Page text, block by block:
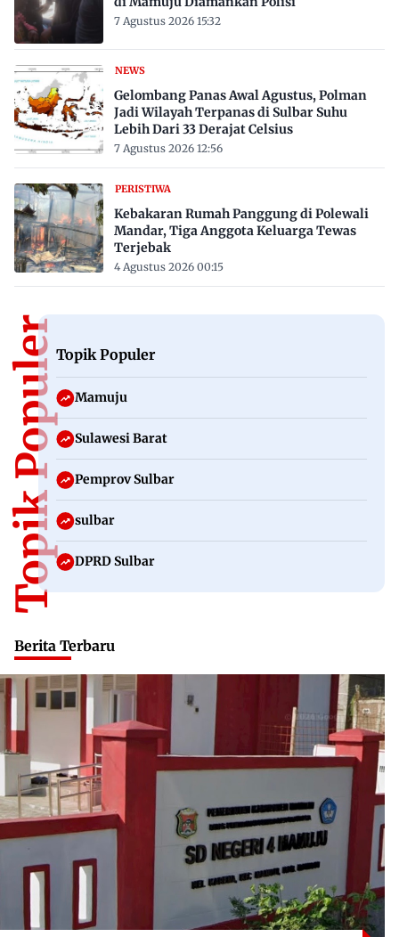
7 Agustus 2026 15:32
NEWS
Gelombang Panas Awal Agustus, Polman
Jadi Wilayah Terpanas di Sulbar Suhu
Lebih Dari 33 Derajat Celsius
7 Agustus 2026 12:56
PERISTIWA
Kebakaran Rumah Panggung di Polewali
Mandar, Tiga Anggota Keluarga Tewas
Terjebak
4 Agustus 2026 00:15
Topik PopulerTopik Populer
Mamuju
Sulawesi Barat
Pemprov Sulbar
sulbar
DPRD Sulbar
Berita Terbaru